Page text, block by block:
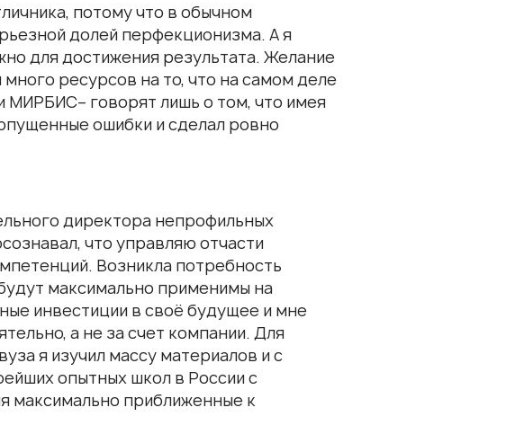
потому что в обычном
долей перфекционизма. А я
для достижения результата. Желание
ресурсов на то, что на самом деле
МИРБИС– говорят лишь о том, что имея
ошибки и сделал ровно
директора непрофильных
что управляю отчасти
Возникла потребность
максимально применимы на
инвестиции в своё будущее и мне
а не за счет компании. Для
я изучил массу материалов и с
опытных школ в России с
максимально приближенные к